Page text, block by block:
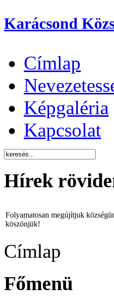
Karácsond
Címlap
Képgaléria
Kapcsolat
Hírek
Folyamatosan megújítjuk
köszönjük!
Címlap
Főmenü